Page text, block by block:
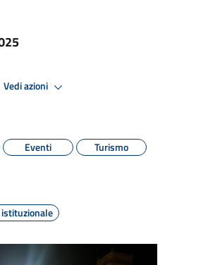
Vedi azioni
Eventi Turismo
istituzionale